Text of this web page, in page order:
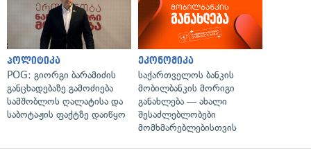
პოლიტიკა
POG: გიორგი ბარამიძის
განცხადებაზე გამოძიება
სამშობლოს ღალატისა და
საბოტაჟის ფაქტზე დაიწყო
ეკონომიკა
საქართველოს ბანკის
მობილბანკის მორიგი
განახლება — ახალი
შესაძლებლობები
მომხმარებლებისთვის